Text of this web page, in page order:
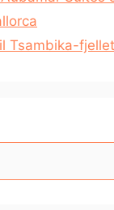
Tsambika-